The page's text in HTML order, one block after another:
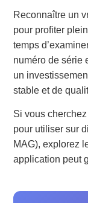
Reconnaître un
pour profiter
temps
numéro de série
un
stable et de
Si vous
pour utiliser sur
MAG), explorez
application peut